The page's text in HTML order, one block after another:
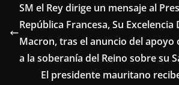
SM el Rey dirige un mensaje al
República Francesa, Su Excelencia
Macron, tras el anuncio del apoyo
a la soberanía del Reino sobre su
El presidente mauritano